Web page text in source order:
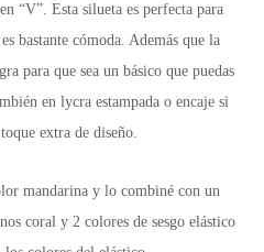
“V”. Esta silueta es perfecta para
bastante cómoda. Además que la
para que sea un básico que puedas
en lycra estampada o encaje si
extra de diseño.
mandarina y lo combiné con un
coral y 2 colores de sesgo elástico